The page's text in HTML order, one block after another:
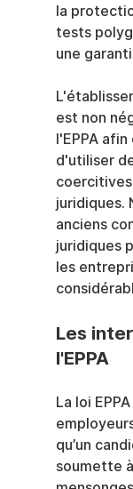
la
tests
une
est non
l'EPPA
d'utiliser
juridiques.
anciens
juridiques
les
Les
l'EPPA
La loi
qu’un
soumette